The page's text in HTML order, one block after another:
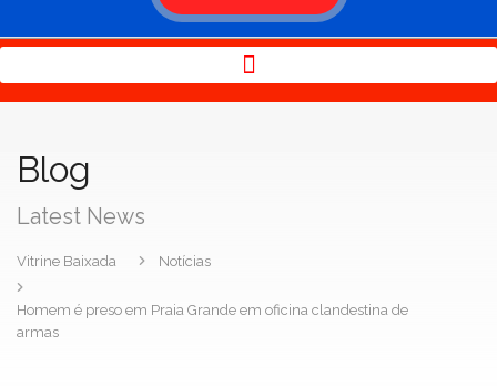
Blog
Latest News
Vitrine Baixada Notícias
Homem é preso em Praia Grande em oficina clandestina de
armas